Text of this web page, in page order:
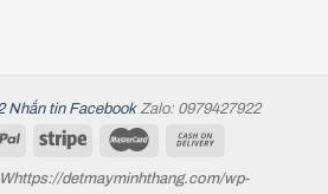
Nhắn tin Facebook Zalo: 0979427922
Whttps://detmayminhthang.com/wp-